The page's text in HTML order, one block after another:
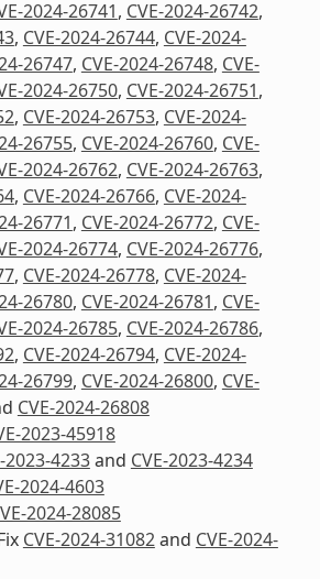
2024-26741, CVE-2024-26742,
, CVE-2024-26744, CVE-2024-
26747, CVE-2024-26748, CVE-
2024-26750, CVE-2024-26751,
, CVE-2024-26753, CVE-2024-
26755, CVE-2024-26760, CVE-
2024-26762, CVE-2024-26763,
, CVE-2024-26766, CVE-2024-
26771, CVE-2024-26772, CVE-
2024-26774, CVE-2024-26776,
, CVE-2024-26778, CVE-2024-
26780, CVE-2024-26781, CVE-
2024-26785, CVE-2024-26786,
, CVE-2024-26794, CVE-2024-
26799, CVE-2024-26800, CVE-
CVE-2024-26808
2023-45918
2023-4233and CVE-2023-4234
2024-4603
2024-28085
CVE-2024-31082and CVE-2024-